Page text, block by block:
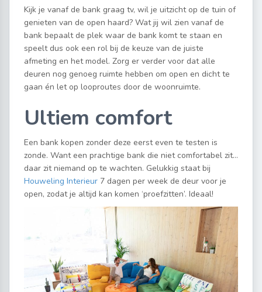
Kijk je vanaf de bank graag tv, wil je uitzicht op de tuin of
genieten van de open haard? Wat jij wil zien vanaf de
bank bepaalt de plek waar de bank komt te staan en
speelt dus ook een rol bij de keuze van de juiste
afmeting en het model. Zorg er verder voor dat alle
deuren nog genoeg ruimte hebben om open en dicht te
gaan én let op looproutes door de woonruimte.
Ultiem comfort
Een bank kopen zonder deze eerst even te testen is
zonde. Want een prachtige bank die niet comfortabel zit…
daar zit niemand op te wachten. Gelukkig staat bij
Houweling Interieur 7 dagen per week de deur voor je
open, zodat je altijd kan komen ‘proefzitten’. Ideaal!